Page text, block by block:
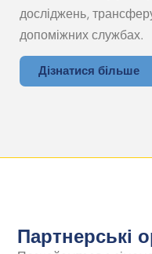
досліджень,
допоміжних службах.
Дізнатися більше
Партнерські